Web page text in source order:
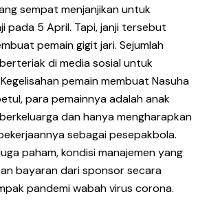
sempat menjanjikan untuk
pada 5 April. Tapi, janji tersebut
pemain gigit jari. Sejumlah
di media sosial untuk
pemain membuat Nasuha
para pemainnya adalah anak
dan hanya mengharapkan
sebagai pesepakbola.
paham, kondisi manajemen yang
bayaran dari sponsor secara
pandemi wabah virus corona.